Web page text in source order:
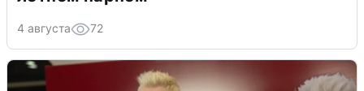
4 августа 72